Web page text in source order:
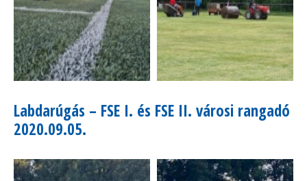
Labdarúgás – FSE I. és FSE II. városi rangadó
2020.09.05.